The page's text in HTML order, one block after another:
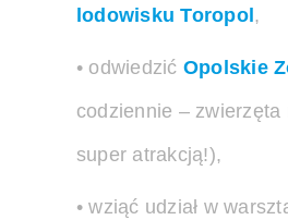
lodowisku Toropol ,
• odwiedzić Opolskie
codziennie – zwierzęta
super atrakcją!),
• wziąć udział w